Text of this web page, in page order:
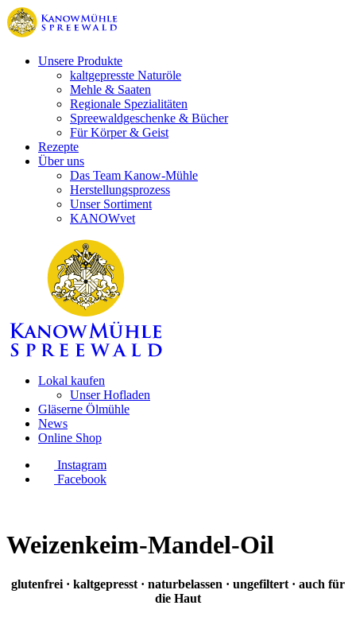
Unsere Produkte
kaltgepresste Naturöle
Mehle & Saaten
Regionale Spezialitäten
Spreewaldgeschenke & Bücher
Für Körper & Geist
Rezepte
Über uns
Das Team Kanow-Mühle
Herstellungsprozess
Unser Sortiment
KANOWvet
Lokal kaufen
Unser Hofladen
Gläserne Ölmühle
News
Online Shop
Instagram
Facebook
Weizenkeim-Mandel-Oil
glutenfrei · kaltgepresst · naturbelassen · ungefiltert · auch für
die Haut